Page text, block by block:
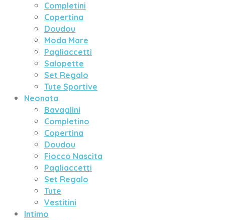
Completini
Copertina
Doudou
Moda Mare
Pagliaccetti
Salopette
Set Regalo
Tute Sportive
Neonata
Bavaglini
Completino
Copertina
Doudou
Fiocco Nascita
Pagliaccetti
Set Regalo
Tute
Vestitini
Intimo